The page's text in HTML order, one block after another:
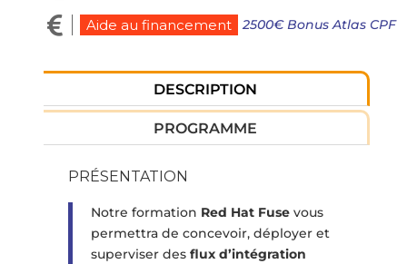
 Aide au financement 2500€ Bonus Atlas CPF
DESCRIPTION
PROGRAMME
PRÉSENTATION
Notre formation Red Hat Fusevous
permettra de concevoir, déployer et
superviser des flux d’intégration